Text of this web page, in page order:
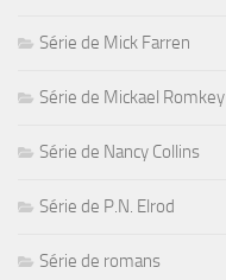
Série de Mick Farren
Série de Mickael Romkey
Série de Nancy Collins
Série de P.N. Elrod
Série de romans